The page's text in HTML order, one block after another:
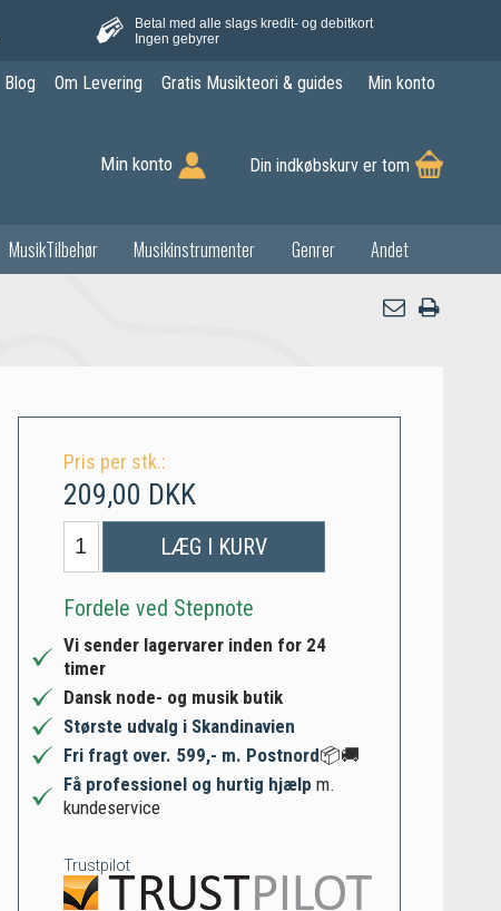
Betal med alle slags kredit- og debitkort
Ingen gebyrer
Blog Om Levering Gratis Musikteori & guides Min konto
Min konto Din indkøbskurv er tom
MusikTilbehør Musikinstrumenter Genrer Andet
Pris per stk.:
209,00 DKK
LÆG I KURV
Fordele ved Stepnote
Vi sender lagervarer inden for 24
timer
Dansk node- og musik butik
Største udvalg i Skandinavien
Fri fragt over. 599,- m. Postnord📦🚚
Få professionel og hurtig hjælp m.
kundeservice
Trustpilot